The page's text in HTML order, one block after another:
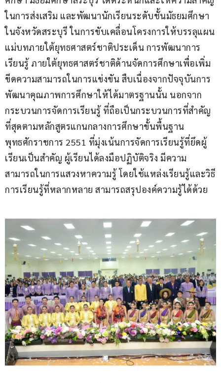
ในการส่งเสริม และพัฒนานักเรียนระดับชั้นมัธยมศึกษา
ในจังหวัดสระบุรี ในการขับเคลื่อนโครงการให้บรรลุแผน
แม่บทภายใต้ยุทธศาสตร์ชาติประเด็น การพัฒนาการ
เรียนรู้ ภายใต้ยุทธศาสตร์ชาติด้านจัดการศึกษาเพื่อเพิ่ม
ขีดความสามารถในการแข่งขัน สืบเนื่องจากปัจจุบันการ
พัฒนาคุณภาพการศึกษาให้ได้มาตรฐานนั้น นอกจาก
กระบวนการจัดการเรียนรู้ ที่ถือเป็นกระบวนการที่สำคัญ
ที่สุดตามหลักสูตรแกนกลางการศึกษาขั้นพื้นฐาน
พุทธศักราชการ 2551 ที่มุ่งเน้นการจัดการเรียนรู้ที่ยึดผู้
เรียนเป็นสำคัญ ผู้เรียนได้ลงมือปฏิบัติจริง มีความ
สามารถในการแสวงหาความรู้ โดยใช้แหล่งเรียนรู้และวิธี
การเรียนรู้ที่หลากหลาย สามารถสรุปองค์ความรู้ได้ด้วย